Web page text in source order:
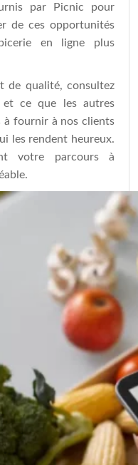
par Picnic pour
de ces opportunités
en ligne plus
de qualité, consultez
et ce que les autres
à fournir à nos clients
les rendent heureux.
votre parcours à